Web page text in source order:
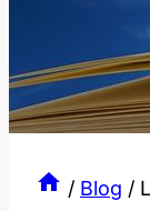
/ Blog /